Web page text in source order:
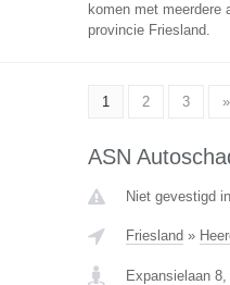
komen met meerdere
provincie Friesland.
1 2 3 »
ASN
Niet gevestigd
Friesland »
Expansielaan 8,